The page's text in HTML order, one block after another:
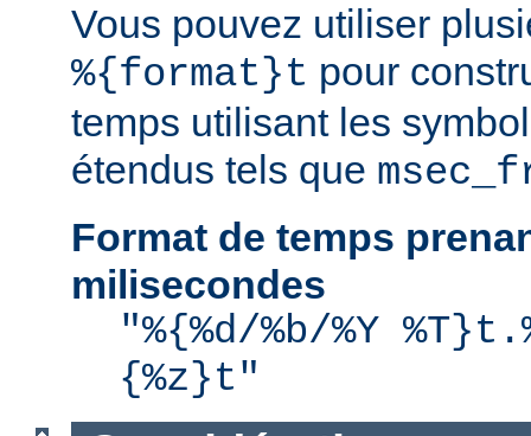
Vous pouvez utiliser
%{format}t pour
temps utilisant les
étendus tels que
Format de temps
milisecondes
"%{%d/%b/%Y
{%z}t"